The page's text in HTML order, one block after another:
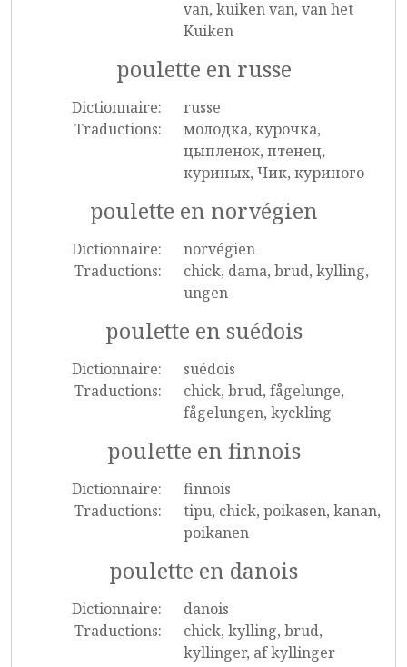
van, kuiken van, van het
Kuiken
poulette en russe
Dictionnaire:
russe
Traductions:
молодка, курочка,
цыпленок, птенец,
куриных, Чик, куриного
poulette en norvégien
Dictionnaire:
norvégien
Traductions:
chick, dama, brud, kylling,
ungen
poulette en suédois
Dictionnaire:
suédois
Traductions:
chick, brud, fågelunge,
fågelungen, kyckling
poulette en finnois
Dictionnaire:
finnois
Traductions:
tipu, chick, poikasen, kanan,
poikanen
poulette en danois
Dictionnaire:
danois
Traductions:
chick, kylling, brud,
kyllinger, af kyllinger